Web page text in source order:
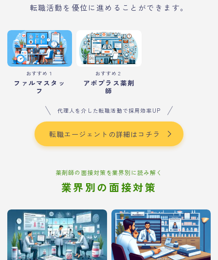
転職活動を優位に進めることができます。
おすすめ１
ファルマスタッ
フ
おすすめ２
アポプラス薬剤
師
代理人を介した転職活動で採用効率UP
転職エージェントの詳細はコチラ
薬剤師の面接対策を業界別に読み解く
業界別の面接対策